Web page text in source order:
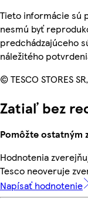
Tieto informácie sú
nesmú byť
predchádzajúceho
náležitého
© TESCO STORES
Zatiaľ bez
Pomôžte ostatným
Hodnotenia
Tesco neoveruje
Napísať hodnotenie